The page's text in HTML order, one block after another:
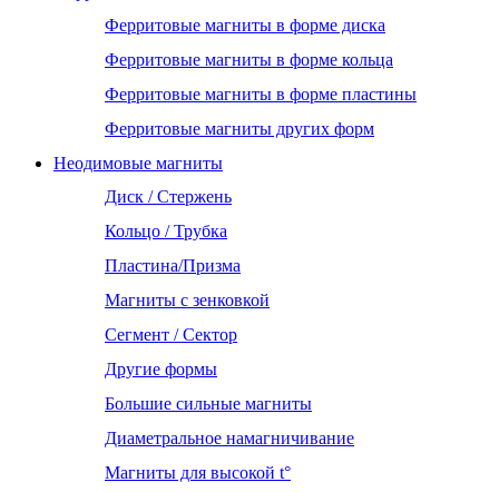
Ферритовые магниты в форме диска
Ферритовые магниты в форме кольца
Ферритовые магниты в форме пластины
Ферритовые магниты других форм
Неодимовые магниты
Диск / Стержень
Кольцо / Трубка
Пластина/Призма
Магниты с зенковкой
Сегмент / Сектор
Другие формы
Большие сильные магниты
Диаметральное намагничивание
Магниты для высокой t°